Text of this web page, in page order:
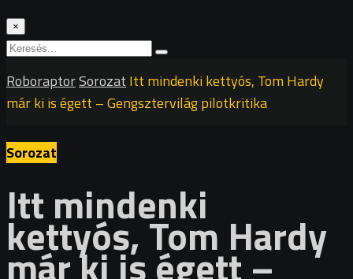
×
RoboraptorSorozat Itt mindenki kettyós, Tom Hardy
már ki is égett – Gengsztervilág pilotkritika
Sorozat
Itt mindenki
kettyós, Tom Hardy